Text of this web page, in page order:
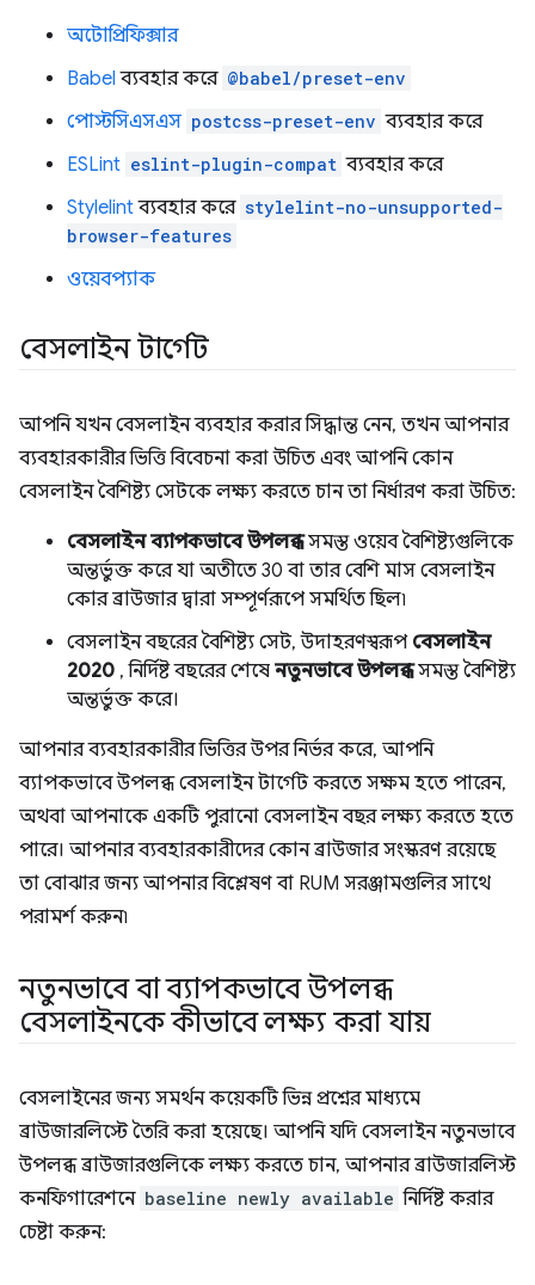
অটোপ্রিফিক্সার
Babel ব্যবহার করে @babel/preset-env
পোস্টসিএসএস postcss-preset-env ব্যবহার করে
ESLint eslint-plugin-compat ব্যবহার করে
Stylelintব্যবহার করে stylelint-no-unsupported-
browser-features
ওয়েবপ্যাক
বেসলাইন টার্গেট
আপনি যখন বেসলাইন ব্যবহার করার সিদ্ধান্ত নেন, তখন আপনার
ব্যবহারকারীর ভিত্তি বিবেচনা করা উচিত এবং আপনি কোন
বেসলাইন বৈশিষ্ট্য সেটকে লক্ষ্য করতে চান তা নির্ধারণ করা উচিত:
বেসলাইন ব্যাপকভাবে উপলব্ধসমস্ত ওয়েব বৈশিষ্ট্যগুলিকে
অন্তর্ভুক্ত করে যা অতীতে 30 বা তার বেশি মাস বেসলাইন
কোর ব্রাউজার দ্বারা সম্পূর্ণরূপে সমর্থিত ছিল৷
বেসলাইন বছরের বৈশিষ্ট্য সেট, উদাহরণস্বরূপ বেসলাইন
2020 , নির্দিষ্ট বছরের শেষে নতুনভাবে উপলব্ধসমস্ত বৈশিষ্ট্য
অন্তর্ভুক্ত করে।
আপনার ব্যবহারকারীর ভিত্তির উপর নির্ভর করে, আপনি
ব্যাপকভাবে উপলব্ধ বেসলাইন টার্গেট করতে সক্ষম হতে পারেন,
অথবা আপনাকে একটি পুরানো বেসলাইন বছর লক্ষ্য করতে হতে
পারে। আপনার ব্যবহারকারীদের কোন ব্রাউজার সংস্করণ রয়েছে
তা বোঝার জন্য আপনার বিশ্লেষণ বা RUM সরঞ্জামগুলির সাথে
পরামর্শ করুন৷
নতুনভাবে বা ব্যাপকভাবে উপলব্ধ
বেসলাইনকে কীভাবে লক্ষ্য করা যায়
বেসলাইনের জন্য সমর্থন কয়েকটি ভিন্ন প্রশ্নের মাধ্যমে
ব্রাউজারলিস্টে তৈরি করা হয়েছে। আপনি যদি বেসলাইন নতুনভাবে
উপলব্ধ ব্রাউজারগুলিকে লক্ষ্য করতে চান, আপনার ব্রাউজারলিস্ট
কনফিগারেশনে baseline newly available নির্দিষ্ট করার
চেষ্টা করুন: